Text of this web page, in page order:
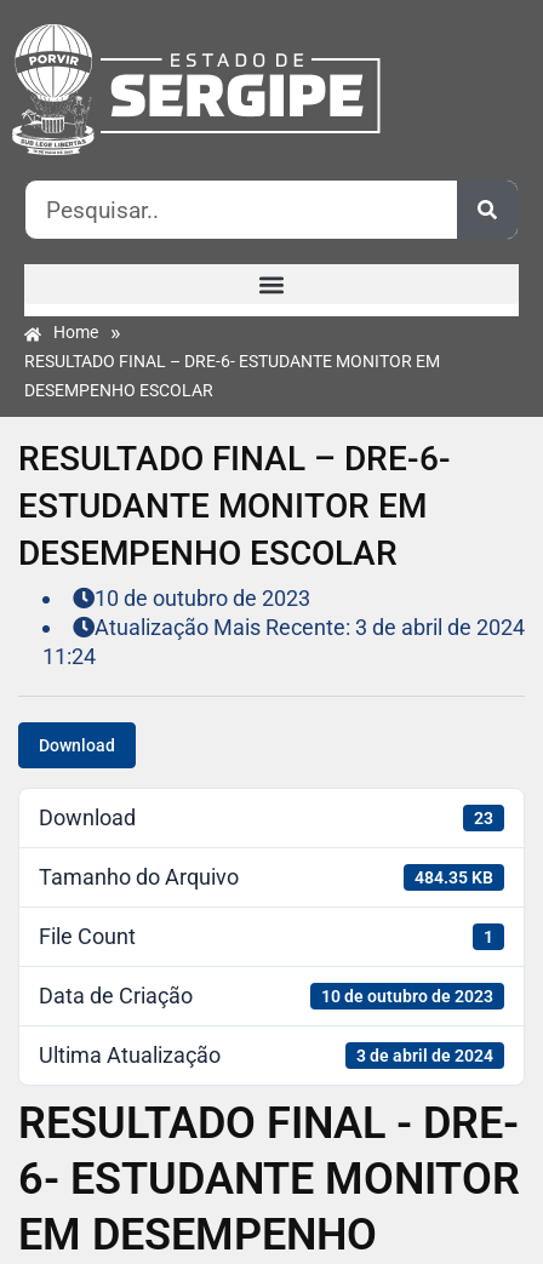
Home »
RESULTADO FINAL – DRE-6- ESTUDANTE MONITOR EM
DESEMPENHO ESCOLAR
RESULTADO FINAL – DRE-6-
ESTUDANTE MONITOR EM
DESEMPENHO ESCOLAR
10 de outubro de 2023
Atualização Mais Recente: 3 de abril de 2024
11:24
Download
Download 23
Tamanho do Arquivo 484.35 KB
File Count 1
Data de Criação 10 de outubro de 2023
Ultima Atualização 3 de abril de 2024
RESULTADO FINAL - DRE-
6- ESTUDANTE MONITOR
EM DESEMPENHO